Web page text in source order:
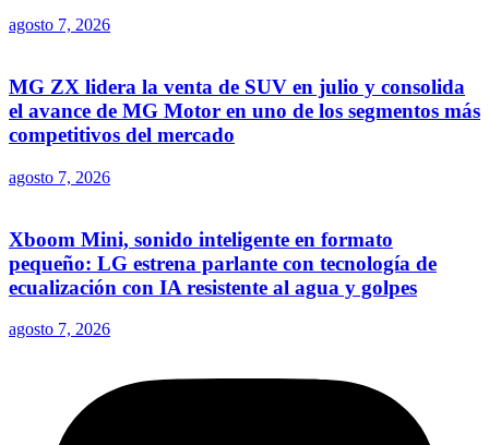
agosto 7, 2026
MG ZX lidera la venta de SUV en julio y consolida
el avance de MG Motor en uno de los segmentos más
competitivos del mercado
agosto 7, 2026
Xboom Mini, sonido inteligente en formato
pequeño: LG estrena parlante con tecnología de
ecualización con IA resistente al agua y golpes
agosto 7, 2026